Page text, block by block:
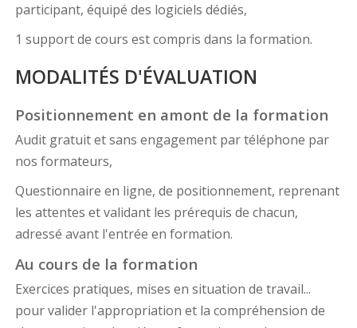
participant, équipé des logiciels dédiés,
1 support de cours est compris dans la formation.
MODALITÉS D'ÉVALUATION
Positionnement en amont de la formation
Audit gratuit et sans engagement par téléphone par
nos formateurs,
Questionnaire en ligne, de positionnement, reprenant
les attentes et validant les prérequis de chacun,
adressé avant l'entrée en formation.
Au cours de la formation
Exercices pratiques, mises en situation de travail...
pour valider l'appropriation et la compréhension de